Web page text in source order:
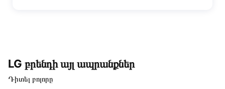
LG բրենդի այլ ապրանքներ
Դիտել բոլորը